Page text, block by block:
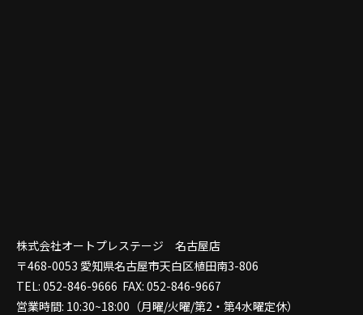
株式会社オートプレステージ 名古屋店
〒468-0053 愛知県名古屋市天白区植田南3-806
TEL: 052-846-9666 FAX: 052-846-9667
営業時間: 10:30~18:00（月曜/火曜/第2・第4水曜定休）